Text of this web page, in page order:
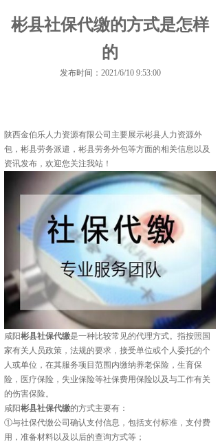
彬县社保代缴的方式是怎样
的
发布时间：2021/6/10 9:53:00
陕西金伯乐人力资源有限公司主要展示彬县人力资源外
包 ，彬县劳务派遣，彬县劳务外包等方面的相关信息以及
资讯发布，欢迎您关注我站！
咸阳彬县社保代缴是一种比较常见的代理方式。指按照国
家有关人员政策，法规的要求，接受单位或个人委托的个
人或单位，在其服务项目范围内缴纳养老保险，生育保
险，医疗保险，失业保险等社保费用保险以及与工作有关
的伤害保险。
咸阳彬县社保代缴的方式主要有：
①与社保代缴公司确认支付信息，包括支付标准，支付费
用，准备材料以及以后的查询方式等；